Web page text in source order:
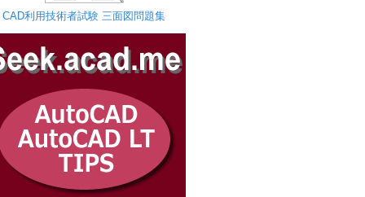
CAD利用技術者試験 三面図問題集